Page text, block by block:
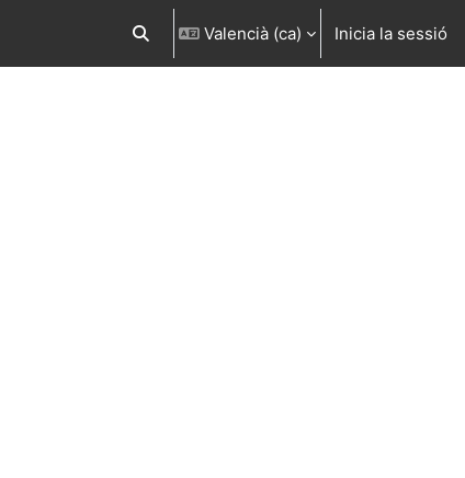
Commuta l'entrada de la cerca
Valencià ‎(ca)‎ Inicia la sessió